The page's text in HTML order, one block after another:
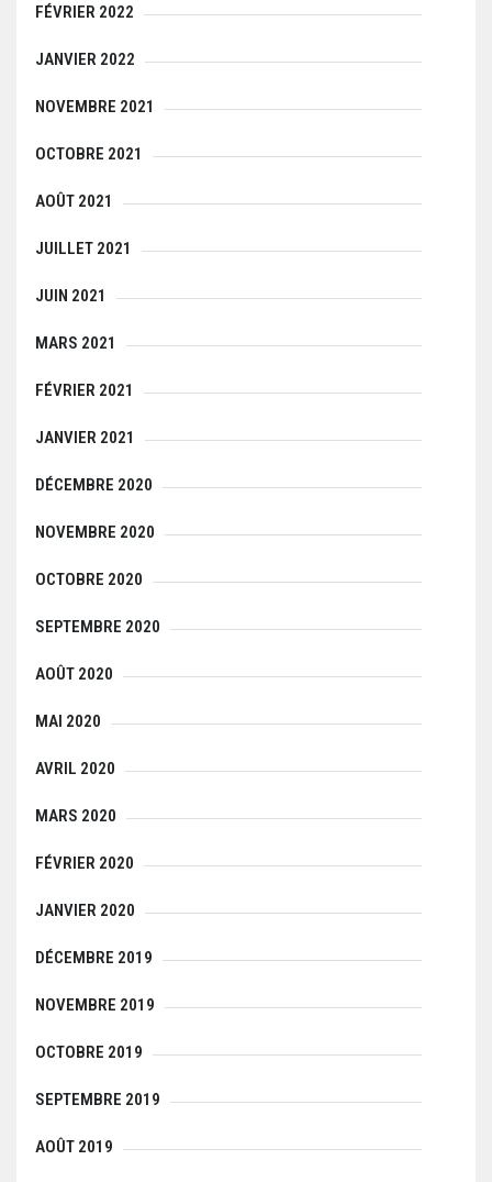
FÉVRIER 2022
JANVIER 2022
NOVEMBRE 2021
OCTOBRE 2021
AOÛT 2021
JUILLET 2021
JUIN 2021
MARS 2021
FÉVRIER 2021
JANVIER 2021
DÉCEMBRE 2020
NOVEMBRE 2020
OCTOBRE 2020
SEPTEMBRE 2020
AOÛT 2020
MAI 2020
AVRIL 2020
MARS 2020
FÉVRIER 2020
JANVIER 2020
DÉCEMBRE 2019
NOVEMBRE 2019
OCTOBRE 2019
SEPTEMBRE 2019
AOÛT 2019